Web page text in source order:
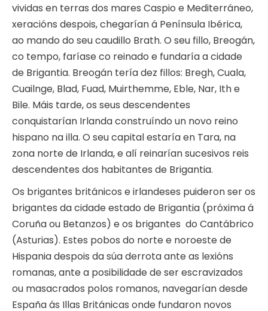
vividas en terras dos mares Caspio e Mediterráneo,
xeracións despois, chegarían á Península Ibérica,
ao mando do seu caudillo Brath. O seu fillo, Breogán,
co tempo, faríase co reinado e fundaría a cidade
de Brigantia. Breogán tería dez fillos: Bregh, Cuala,
Cuailnge, Blad, Fuad, Muirthemme, Eble, Nar, Ith e
Bile. Máis tarde, os seus descendentes
conquistarían Irlanda construíndo un novo reino
hispano na illa. O seu capital estaría en Tara, na
zona norte de Irlanda, e alí reinarían sucesivos reis
descendentes dos habitantes de Brigantia.
Os brigantes británicos e irlandeses puideron ser os
brigantes da cidade estado de Brigantia (próxima á
Coruña ou Betanzos) e os brigantes do Cantábrico
(Asturias). Estes pobos do norte e noroeste de
Hispania despois da súa derrota ante as lexións
romanas, ante a posibilidade de ser escravizados
ou masacrados polos romanos, navegarían desde
España ás Illas Británicas onde fundaron novos